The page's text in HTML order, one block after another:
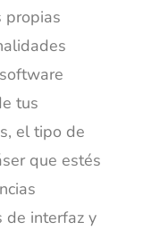
propias
tus
el tipo de
que estés
de interfaz y